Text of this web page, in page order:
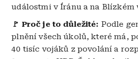
událostmi v Íránu a na Blízkém
🚩 Proč je to důležité: Podle
plnění všech úkolů, které má,
40 tisíc vojáků z povolání a